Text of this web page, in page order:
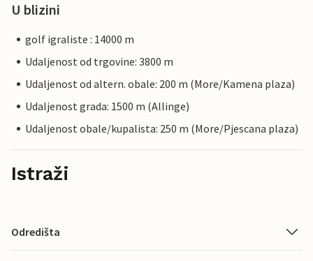
U blizini
golf igraliste : 14000 m
Udaljenost od trgovine: 3800 m
Udaljenost od altern. obale: 200 m (More/Kamena plaza)
Udaljenost grada: 1500 m (Allinge)
Udaljenost obale/kupalista: 250 m (More/Pjescana plaza)
Istraži
Odredišta